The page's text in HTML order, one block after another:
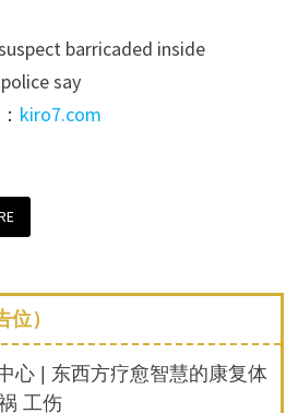
barricaded inside
say
kiro7.com
）
心 | 东西方疗愈智慧的康复体
工伤